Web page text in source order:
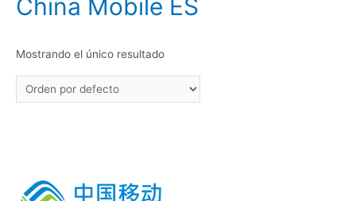
China Mobile ES
Mostrando el único resultado